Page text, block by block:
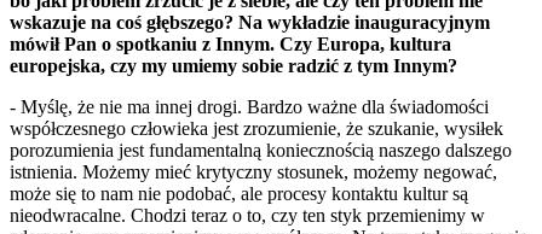
wskazuje na coś głębszego? Na wykładzie inauguracyjnym
mówił Pan o spotkaniu z Innym. Czy Europa, kultura
europejska, czy my umiemy sobie radzić z tym Innym?
- Myślę, że nie ma innej drogi. Bardzo ważne dla świadomości
współczesnego człowieka jest zrozumienie, że szukanie, wysiłek
porozumienia jest fundamentalną koniecznością naszego dalszego
istnienia. Możemy mieć krytyczny stosunek, możemy negować,
może się to nam nie podobać, ale procesy kontaktu kultur są
nieodwracalne. Chodzi teraz o to, czy ten styk przemienimy w